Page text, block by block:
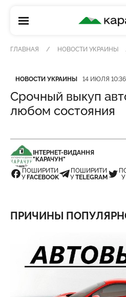
КАРАЧУН
ГЛАВНАЯ НОВОСТИ УКРАИНЫ
Категория
НОВОСТИ УКРАИНЫ
Дата публикации 14 ИЮЛЯ
Срочный выкуп
любом состояния
ІНТЕРНЕТ-ВИДАННЯ
"КАРАЧУН"
ПОШИРИТИ
У FACEBOOK
ПОШИРИТИ
УTELEGRAM
У
ПРИЧИНЫ